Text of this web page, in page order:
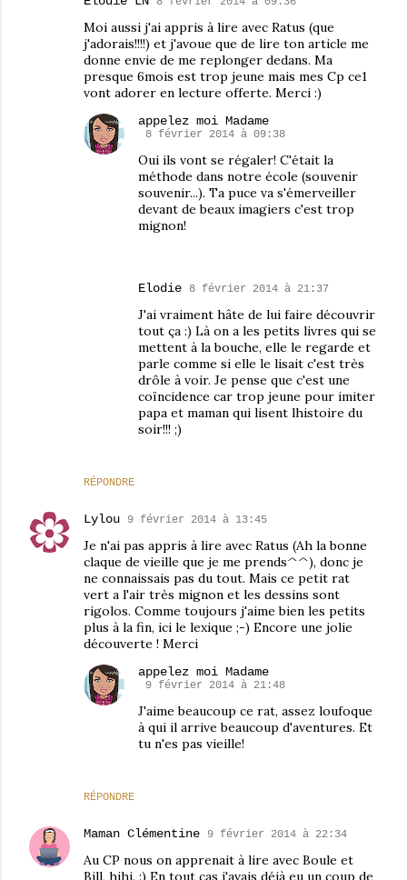
Moi aussi j'ai appris à lire avec Ratus (que
j'adorais!!!!) et j'avoue que de lire ton article me
donne envie de me replonger dedans. Ma
presque 6mois est trop jeune mais mes Cp ce1
vont adorer en lecture offerte. Merci :)
RÉPONDRE
appelez moi Madame
8 février 2014 à 09:38
Oui ils vont se régaler! C'était la
méthode dans notre école (souvenir
souvenir...). Ta puce va s'émerveiller
devant de beaux imagiers c'est trop
mignon!
Elodie 8 février 2014 à 21:37
J'ai vraiment hâte de lui faire découvrir
tout ça :) Là on a les petits livres qui se
mettent à la bouche, elle le regarde et
parle comme si elle le lisait c'est très
drôle à voir. Je pense que c'est une
coïncidence car trop jeune pour imiter
papa et maman qui lisent lhistoire du
soir!!! ;)
Lylou 9 février 2014 à 13:45
Je n'ai pas appris à lire avec Ratus (Ah la bonne
claque de vieille que je me prends^^), donc je
ne connaissais pas du tout. Mais ce petit rat
vert a l'air très mignon et les dessins sont
rigolos. Comme toujours j'aime bien les petits
plus à la fin, ici le lexique ;-) Encore une jolie
découverte ! Merci
RÉPONDRE
appelez moi Madame
9 février 2014 à 21:48
J'aime beaucoup ce rat, assez loufoque
à qui il arrive beaucoup d'aventures. Et
tu n'es pas vieille!
Maman Clémentine 9 février 2014 à 22:34
Au CP nous on apprenait à lire avec Boule et
Bill, hihi. :) En tout cas j'avais déjà eu un coup de